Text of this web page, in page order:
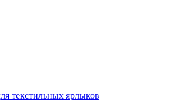
текстильных ярлыков